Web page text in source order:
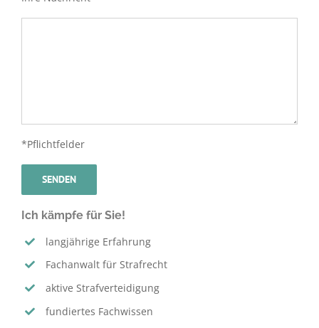
*Pflichtfelder
Ich kämpfe für Sie!
langjährige Erfahrung
Fachanwalt für Strafrecht
aktive Strafverteidigung
fundiertes Fachwissen